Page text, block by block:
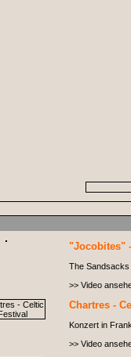
"Jocobites"
The Sandsacks
>> Video
Chartres -
Konzert in
>> Video